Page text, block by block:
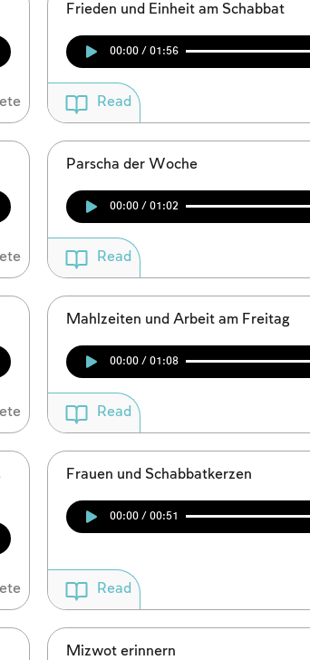
Frieden und Einheit am Schabbat
00:00 / 01:56
Read
Parscha der Woche
00:00 / 01:02
Read
Mahlzeiten und Arbeit am Freitag
00:00 / 01:08
Read
Frauen und Schabbatkerzen
00:00 / 00:51
Read
Mizwot erinnern